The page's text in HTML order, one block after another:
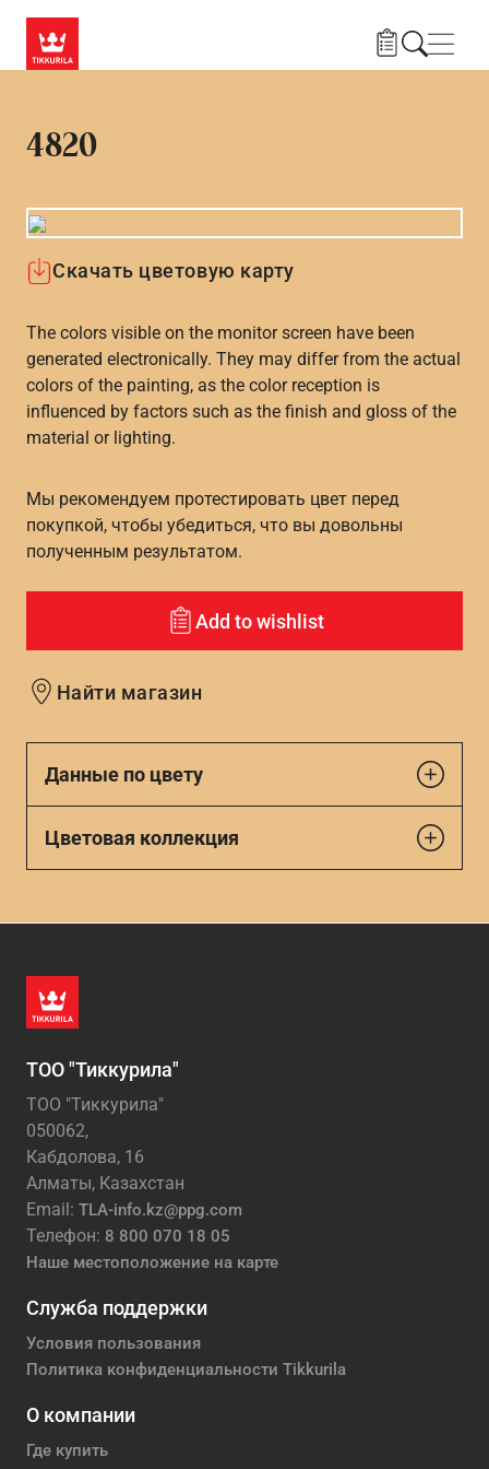
4820
Скачать цветовую карту
The colors visible on the monitor screen have been
generated electronically. They may differ from the actual
colors of the painting, as the color reception is
influenced by factors such as the finish and gloss of the
material or lighting.
Мы рекомендуем протестировать цвет перед
покупкой, чтобы убедиться, что вы довольны
полученным результатом.
Add to wishlist
Найти магазин
Данные по цвету
Цветовая коллекция
ТОО "Тиккурила"
ТОО "Тиккурила"
050062,
Кабдолова, 16
Алматы, Казахстан
Email: TLA-info.kz@ppg.com
Телефон: 8 800 070 18 05
Наше местоположение на карте
Служба поддержки
Условия пользования
Политика конфиденциальности Tikkurila
О компании
Где купить